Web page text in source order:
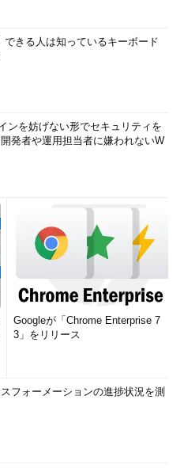
できる人は知っているキーボード
ンを妨げない形でセキュリティを
発者や運用担当者に嫌われないW
Googleが「Chrome Enterprise 7
3」をリリース
フォーメーションの進捗状況を測